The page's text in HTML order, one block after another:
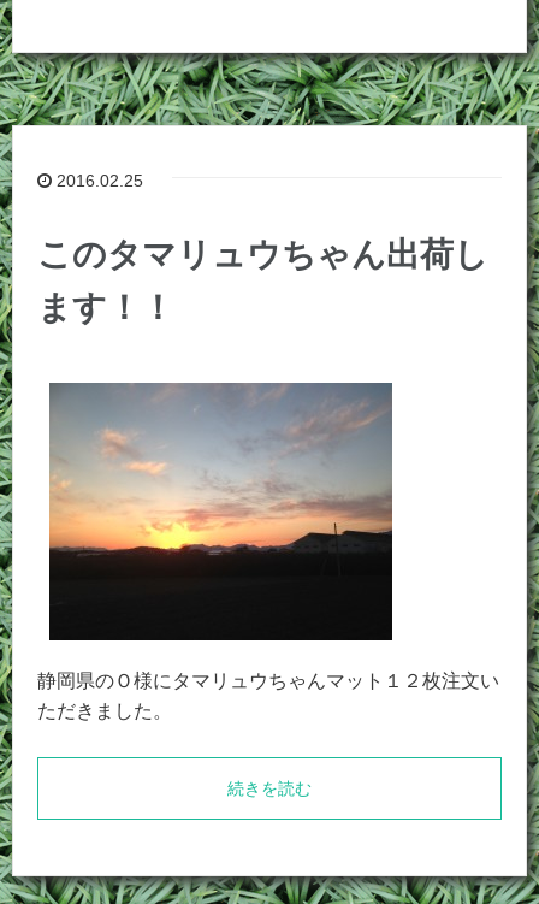
2016.02.25
このタマリュウちゃん出荷し
ます！！
静岡県のＯ様にタマリュウちゃんマット１２枚注文い
ただきました。
続きを読む